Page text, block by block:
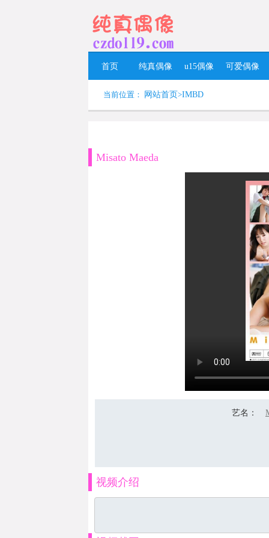
首页 纯真偶像 u15偶像 可爱偶像
当前位置： 网站首页>IMBD
Misato Maeda
艺名 ：
视频介绍